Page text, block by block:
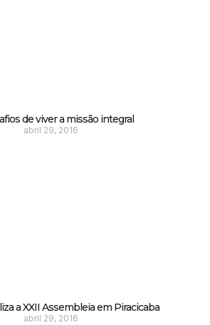
de viver a missão integral
abril 29, 2016
a XXII Assembleia em Piracicaba
abril 29, 2016